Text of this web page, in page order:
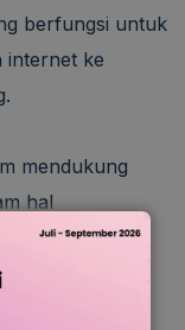
berfungsi untuk
internet ke
mendukung
hal